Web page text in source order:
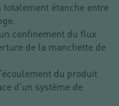
totalement étanche entre
confinement du flux
de la manchette de
du produit
d'un système de